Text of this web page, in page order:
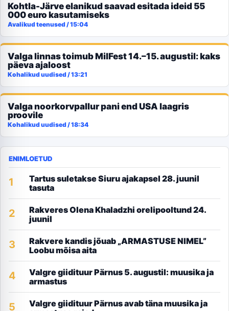
Kohtla-Järve elanikud saavad esitada ideid 55
000 euro kasutamiseks
Avalikud teenused/15:04
Valga linnas toimub MilFest 14.–15. augustil: kaks
päeva ajaloost
Kohalikud uudised/13:21
Valga noorkorvpallur pani end USA laagris
proovile
Kohalikud uudised/18:34
ENIMLOETUD
1
Tartus suletakse Siuru ajakapsel 28. juunil
tasuta
2
Rakveres Olena Khaladzhi orelipooltund 24.
juunil
3
Rakvere kandis jõuab „ARMASTUSE NIMEL”
Loobu mõisa aita
4
Valgre giidituur Pärnus 5. augustil: muusika ja
armastus
5
Valgre giidituur Pärnus avab täna muusika ja